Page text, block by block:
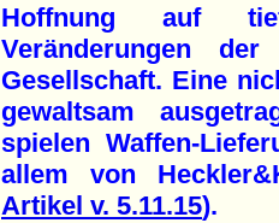
Hoffnung auf
Veränderungen der
Gesellschaft. Eine
gewaltsam
spielen Waffen-
allem von
Artikel v. 5.11.15).